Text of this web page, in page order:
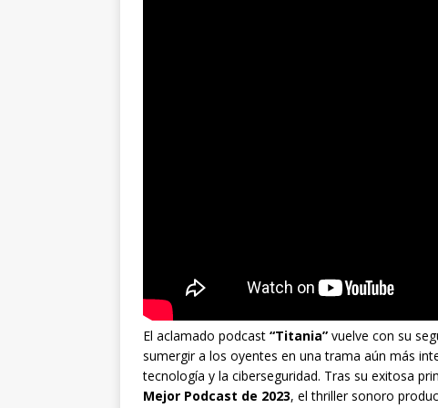
El aclamado podcast “Titania” vuelve con su
sumergir a los oyentes en una trama aún más
tecnología y la ciberseguridad. Tras su exitosa
Mejor Podcast de 2023, el thriller sonoro